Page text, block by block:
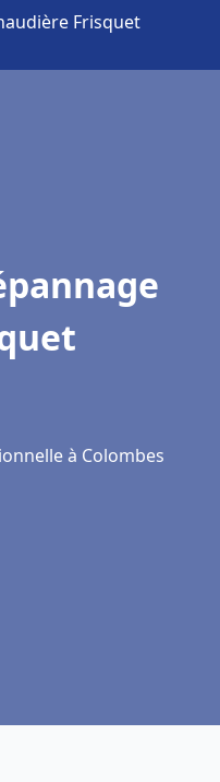
Frisquet
à Colombes